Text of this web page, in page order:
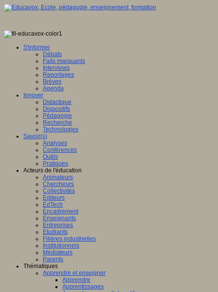
S'informer
Débats
Faits marquants
Interviews
Reportages
Brèves
Agenda
Innover
Didactique
Dispositifs
Pédagogie
Recherche
Technologies
Savoir(s)
Analyses
Conférences
Outils
Pratiques
Acteurs de l'éducation
Animateurs
Chercheurs
Collectivités
Editeurs
EdTech
Encadrement
Enseignants
Entreprises
Etudiants
Filières industrielles
Institutionnels
Médiateurs
Parents
Thématiques
Apprendre et enseigner
Apprendre
Apprentissages